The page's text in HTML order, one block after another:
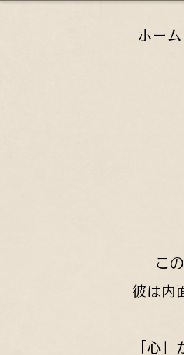
ホーム
こ
彼は内
「心